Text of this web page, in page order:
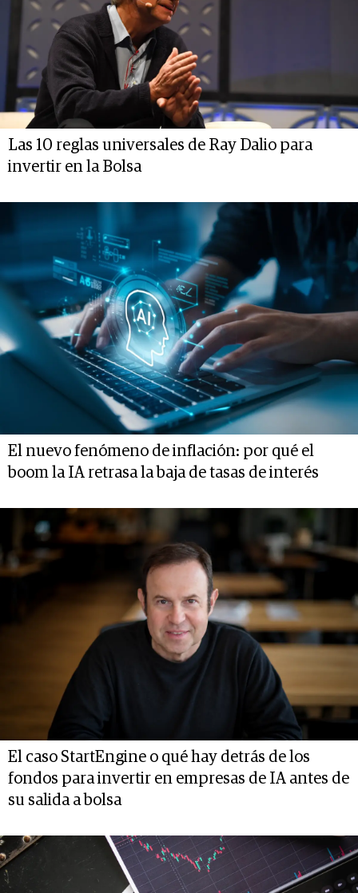
Las 10 reglas universales de Ray Dalio para
invertir en la Bolsa
El nuevo fenómeno de inflación: por qué el
boom la IA retrasa la baja de tasas de interés
El caso StartEngine o qué hay detrás de los
fondos para invertir en empresas de IA antes de
su salida a bolsa